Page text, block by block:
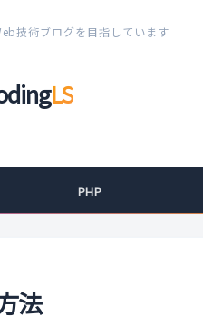
技術ブログを目指しています
LS
PHP
法